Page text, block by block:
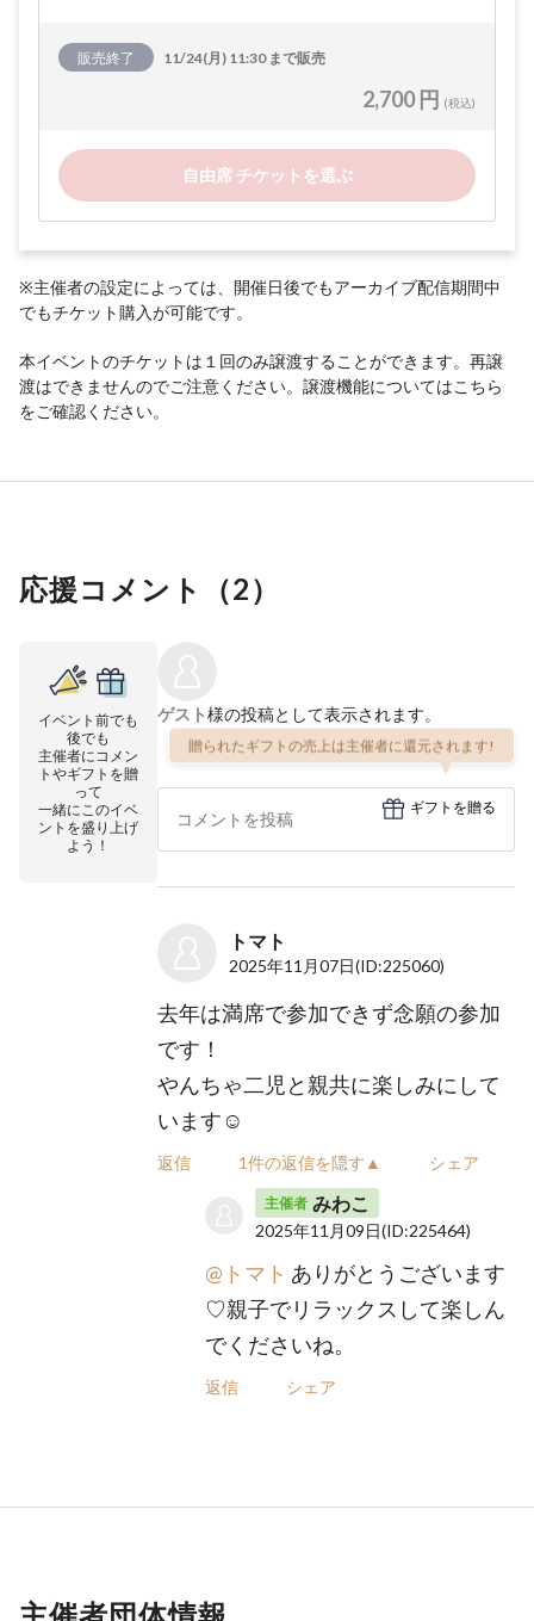
販売終了 11/24(月) 11:30 まで販売
2,700 円 (税込)
自由席 チケットを選ぶ
※主催者の設定によっては、開催日後でもアーカイブ配信期間中
でもチケット購入が可能です。
本イベントのチケットは１回のみ譲渡することができます。再譲
渡はできませんのでご注意ください。譲渡機能についてはこちら
をご確認ください。
応援コメント（2）
イベント前でも
後でも
主催者にコメン
トやギフトを贈
って
一緒にこのイベ
ントを盛り上げ
よう！
ゲスト様の投稿として表示されます。
贈られたギフトの売上は主催者に還元されます!
ギフトを贈る
トマト
2025年11月07日(ID:225060)
去年は満席で参加できず念願の参加
です！
やんちゃ二児と親共に楽しみにして
います☺︎
返信 1件の返信を隠す▲ シェア
主催者 みわこ
2025年11月09日(ID:225464)
@トマト ありがとうございます
♡親子でリラックスして楽しん
でくださいね。
返信 シェア